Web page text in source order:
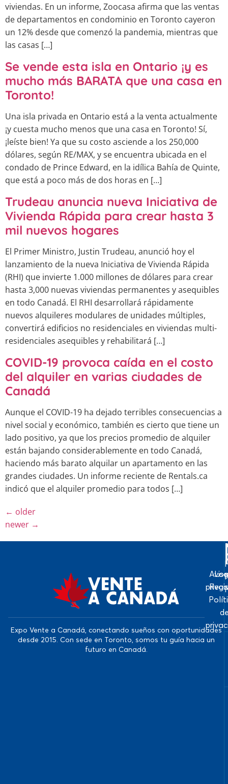
viviendas. En un informe, Zoocasa afirma que las ventas
de departamentos en condominio en Toronto cayeron
un 12% desde que comenzó la pandemia, mientras que
las casas […]
Se vende esta isla en Ontario ¡y es
mucho más BARATA que una casa en
Toronto!
Una isla privada en Ontario está a la venta actualmente
¡y cuesta mucho menos que una casa en Toronto! Sí,
¡leíste bien! Ya que su costo asciende a los 250,000
dólares, según RE/MAX, y se encuentra ubicada en el
condado de Prince Edward, en la idílica Bahía de Quinte,
que está a poco más de dos horas en […]
Trudeau anuncia nueva Iniciativa de
Vivienda Rápida para crear hasta 3
mil nuevos hogares
El Primer Ministro, Justin Trudeau, anunció hoy el
lanzamiento de la nueva Iniciativa de Vivienda Rápida
(RHI) que invierte 1.000 millones de dólares para crear
hasta 3,000 nuevas viviendas permanentes y asequibles
en todo Canadá. El RHI desarrollará rápidamente
nuevos alquileres modulares de unidades múltiples,
convertirá edificios no residenciales en viviendas multi-
residenciales asequibles y rehabilitará […]
COVID-19 provoca caída en el costo
del alquiler en varias ciudades de
Canadá
Aunque el COVID-19 ha dejado terribles consecuencias a
nivel social y económico, también es cierto que tiene un
lado positivo, ya que los precios promedio de alquiler
están bajando considerablemente en todo Canadá,
haciendo más barato alquilar un apartamento en las
grandes ciudades. Un informe reciente de Rentals.ca
indicó que el alquiler promedio para todos […]
← older
newer →
Expo Vente a Canadá, conectando sueños con oportunidades
desde 2015. Con sede en Toronto, somos tu guía hacia un
futuro en Canadá.